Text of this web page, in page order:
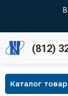
(812)
Каталог